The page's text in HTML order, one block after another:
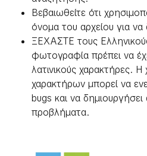
Βεβαιωθείτε ότι
όνομα του αρχείου για να
ΞΕΧΑΣΤΕ τους
φωτογραφία πρέπει να
λατινικούς χαρακτήρες.
χαρακτήρων μπορεί να
bugs και να δημιουργήσει
προβλήματα.